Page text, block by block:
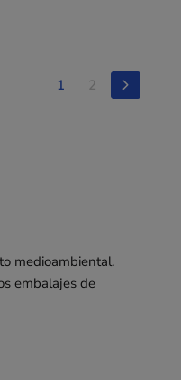
1 2
medioambiental.
embalajes de